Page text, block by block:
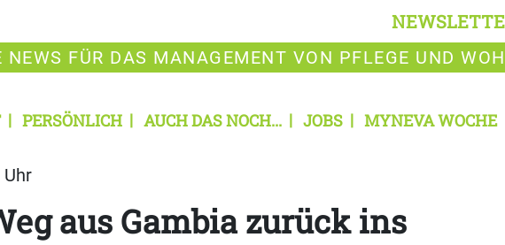
NEWS FÜR DAS MANAGEMENT VON PFLEGE UND
PERSÖNLICH AUCH DAS NOCH... JOBS MYNEVA WOCHE
Uhr
aus Gambia zurück ins